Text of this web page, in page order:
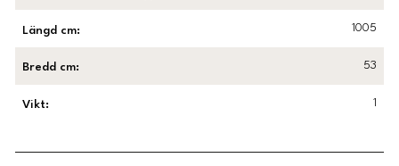
Längd cm: 1005
Bredd cm: 53
Vikt: 1